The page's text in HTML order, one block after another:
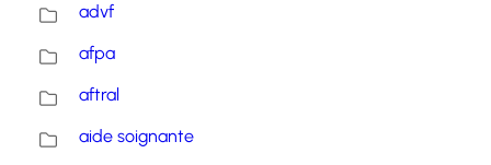
advf
afpa
aftral
aide soignante